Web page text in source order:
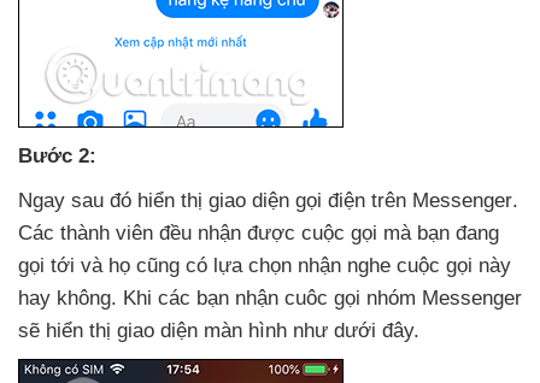
Bước 2:
Ngay sau đó hiển thị giao diện gọi điện trên Messenger.
Các thành viên đều nhận được cuộc gọi mà bạn đang
gọi tới và họ cũng có lựa chọn nhận nghe cuộc gọi này
hay không. Khi các bạn nhận cuôc gọi nhóm Messenger
sẽ hiển thị giao diện màn hình như dưới đây.